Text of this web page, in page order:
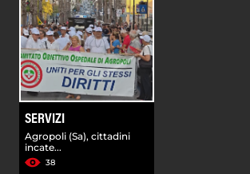
SERVIZI
Agropoli (Sa), cittadini
incate...
38